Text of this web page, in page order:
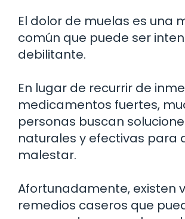
El dolor de muelas es una
común que puede ser
debilitante.
En lugar de recurrir de
medicamentos fuertes,
personas buscan
naturales y efectivas para
malestar.
Afortunadamente, existen
remedios caseros que